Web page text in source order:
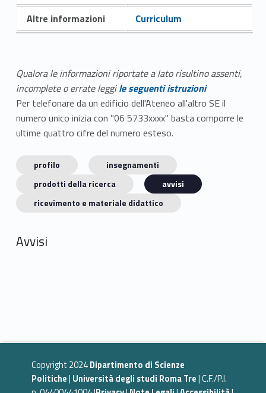
Altre informazioni
Curriculum
Qualora le informazioni riportate a lato risultino assenti,
incomplete o errate leggile seguenti istruzioni
Per telefonare da un edificio dell'Ateneo all'altro SE il
numero unico inizia con "06 5733xxxx" basta comporre le
ultime quattro cifre del numero esteso.
profilo
insegnamenti
prodotti della ricerca
avvisi
ricevimento e materiale didattico
Avvisi
Copyright 2024Dipartimento di Scienze
Politiche| Università degli studi Roma Tre| C.F./P.I.